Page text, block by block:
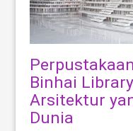
Binhai
Arsitektur
Dunia